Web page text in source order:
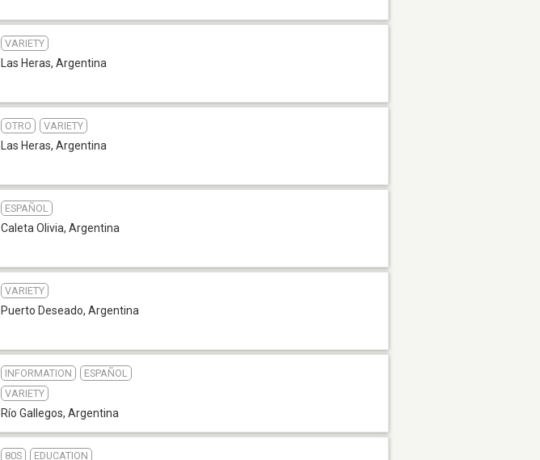
VARIETY
Las Heras, Argentina
OTRO VARIETY
Las Heras, Argentina
ESPAÑOL
Caleta Olivia, Argentina
VARIETY
Puerto Deseado, Argentina
INFORMATION
ESPAÑOL
VARIETY
Río Gallegos, Argentina
80S EDUCATION